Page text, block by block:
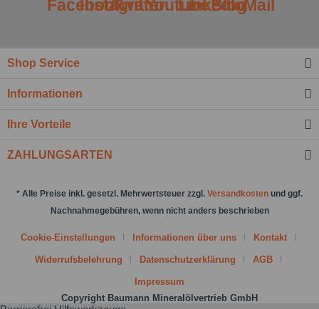
Kenntnis genommen.*
Shop Service
Informationen
Ihre Vorteile
ZAHLUNGSARTEN
* Alle Preise inkl. gesetzl. Mehrwertsteuer zzgl. Versandkosten und ggf.
Nachnahmegebühren, wenn nicht anders beschrieben
Cookie-Einstellungen Informationen über uns Kontakt
Widerrufsbelehrung Datenschutzerklärung AGB
Impressum
Copyright Baumann Mineralölvertrieb GmbH